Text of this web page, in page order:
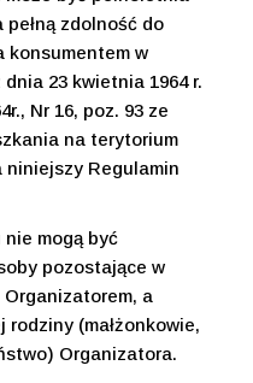
zdolność do
konsumentem w
23 kwietnia 1964 r.
Nr 16, poz. 93 ze
na terytorium
niniejszy Regulamin
mogą być
pozostające w
a
(małżonkowie,
Organizatora.